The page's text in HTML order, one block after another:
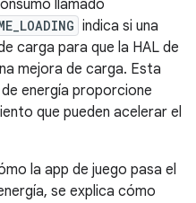
llamado
indica si una
carga para que la HAL de
mejora de carga. Esta
energía proporcione
que pueden acelerar el
la app de juego pasa el
se explica cómo